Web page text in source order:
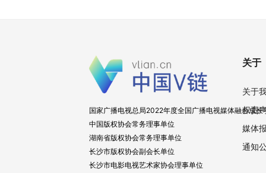
国家广播电视总局2022年度全国广播电视媒体融合成长
中国版权协会常务理事单位
湖南省版权协会常务理事单位
长沙市版权协会副会长单位
长沙市电影电视艺术家协会理事单位
关于
关于
权责
媒体
通知